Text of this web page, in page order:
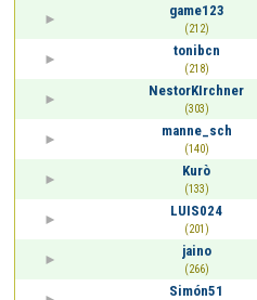
game123
(212)
tonibcn
(218)
NestorKIrchner
(303)
manne_sch
(140)
Kurò
(133)
LUIS024
(201)
jaino
(266)
Simón51